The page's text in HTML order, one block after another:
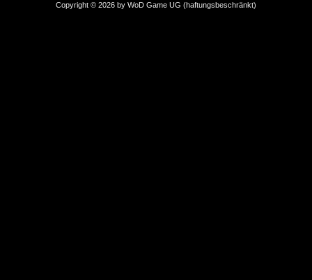
Copyright © 2026 by WoD Game UG (haftungsbeschränkt)